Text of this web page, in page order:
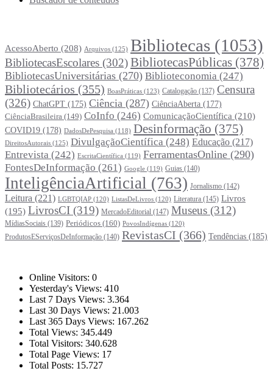
AcessoAberto (208) Arquivos (125) Bibliotecas (1053)
BibliotecasEscolares (302)BibliotecasPúblicas (378)
BibliotecasUniversitárias (270) Biblioteconomia (247)
Bibliotecários (355) BoasPráticas (123) Catalogação (137) Censura
(326) ChatGPT (175) Ciência (287) CiênciaAberta (177)
CiênciaBrasileira (149) CoInfo (246) ComunicaçãoCientífica (210)
COVID19 (178) DadosDePesquisa (118) Desinformação (375)
DireitosAutorais (125) DivulgaçãoCientífica (248) Educação (217)
Entrevista (242) EscritaCientífica (119) FerramentasOnline (290)
FontesDeInformação (261) Google (119) Guias (140)
InteligênciaArtificial (763) Jornalismo (142)
Leitura (221) LGBTQIAP (120) ListasDeLivros (120) Literatura (145) Livros
(195) LivrosCI (319) MercadoEditorial (147) Museus (312)
MídiasSociais (139) Periódicos (160) PovosIndígenas (120)
ProdutosEServiçosDeInformação (140) RevistasCI (366) Tendências (185)
Online Visitors: 0
Yesterday's Views: 410
Last 7 Days Views: 3.364
Last 30 Days Views: 21.003
Last 365 Days Views: 167.262
Total Views: 345.449
Total Visitors: 340.628
Total Page Views: 17
Total Posts: 15.727